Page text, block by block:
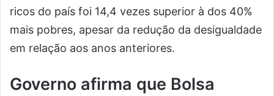
ricos do país foi 14,4 vezes superior à dos 40%
mais pobres, apesar da redução da desigualdade
em relação aos anos anteriores.
Governo afirma que Bolsa